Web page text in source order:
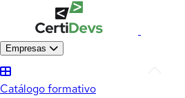
Empresas
Catálogo formativo